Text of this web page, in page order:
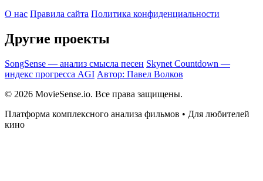
О нас Правила сайта Политика конфиденциальности
Другие проекты
SongSense — анализ смысла песен Skynet Countdown —
индекс прогресса AGI Автор: Павел Волков
© 2026 MovieSense.io. Все права защищены.
Платформа комплексного анализа фильмов • Для любителей
кино